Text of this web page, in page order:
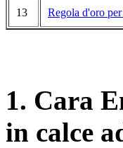
13 Regola d'oro
1. Cara
in calce